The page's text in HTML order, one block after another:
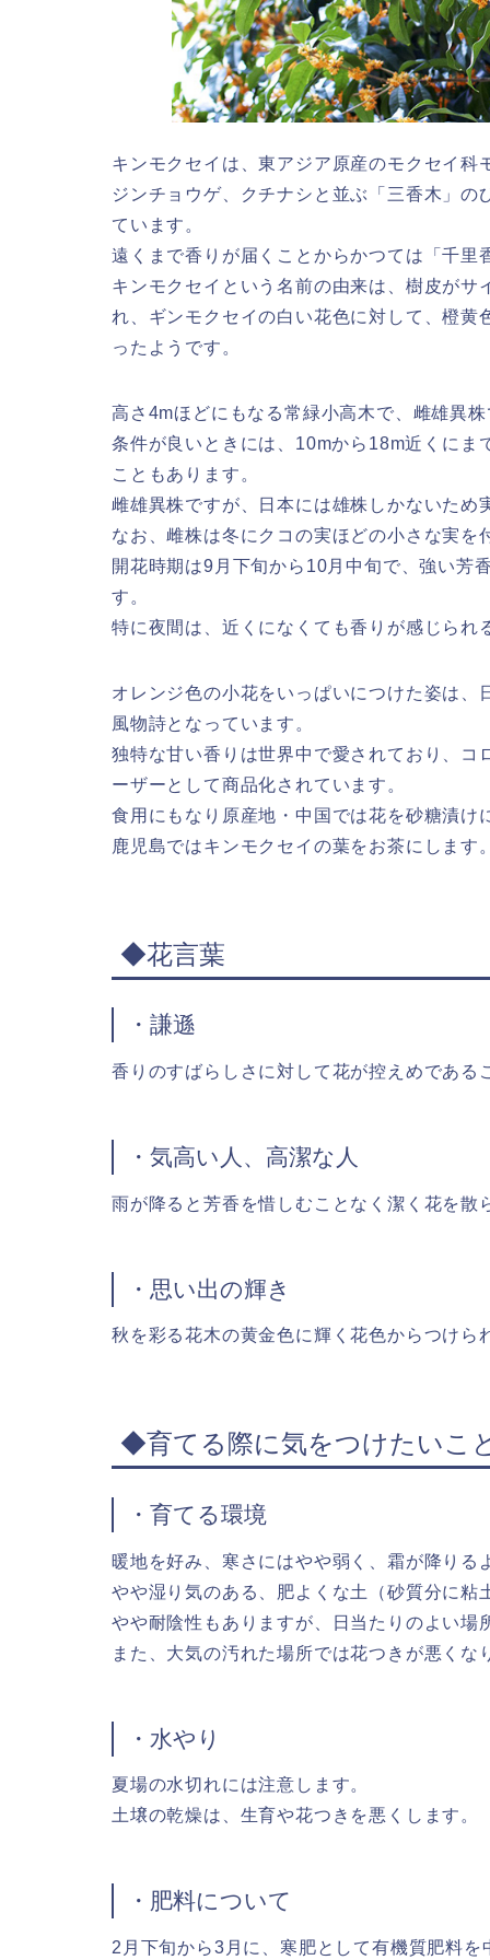
キンモクセイは、東アジア原産のモクセイ科
ジンチョウゲ、クチナシと並ぶ「三香木」
ています。
遠くまで香りが届くことからかつては「千里
キンモクセイという名前の由来は、樹皮が
れ、ギンモクセイの白い花色に対して、橙
ったようです。
高さ4mほどにもなる常緑小高木で、雌雄異
条件が良いときには、10mから18m近くに
こともあります。
雌雄異株ですが、日本には雄株しかないため
なお、雌株は冬にクコの実ほどの小さな実を
開花時期は9月下旬から10月中旬で、強い芳
す。
特に夜間は、近くになくても香りが感じられ
オレンジ色の小花をいっぱいにつけた姿は
風物詩となっています。
独特な甘い香りは世界中で愛されており、
ーザーとして商品化されています。
食用にもなり原産地・中国では花を砂糖漬け
鹿児島ではキンモクセイの葉をお茶にします
◆花言葉
・謙遜
香りのすばらしさに対して花が控えめである
・気高い人、高潔な人
雨が降ると芳香を惜しむことなく潔く花を散
・思い出の輝き
秋を彩る花木の黄金色に輝く花色からつけら
◆育てる際に気をつけたいこ
・育てる環境
暖地を好み、寒さにはやや弱く、霜が降り
やや湿り気のある、肥よくな土（砂質分に
やや耐陰性もありますが、日当たりのよい場
また、大気の汚れた場所では花つきが悪くな
・水やり
夏場の水切れには注意します。
土壌の乾燥は、生育や花つきを悪くします。
・肥料について
2月下旬から3月に、寒肥として有機質肥料を